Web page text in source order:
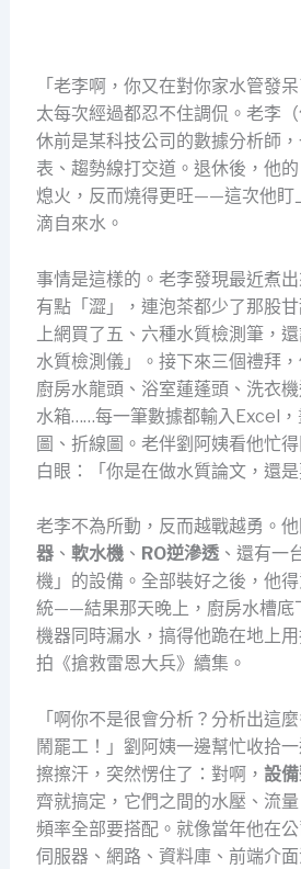
「老李啊，你又在對你家水管發
太每次經過都忍不住調侃。老李
休前是某科技公司的數據分析師
表、趨勢線打交道。退休後，他
熄火，反而燒得更旺——這次他盯
滴自來水。
事情是這樣的。老李發現最近煮
有點「澀」，連泡茶都少了那股
上網買了五、六種水質檢測筆，
水質檢測儀」。接下來三個禮拜，
廚房水龍頭、浴室蓮蓬頭、洗衣
水箱……每一筆數據都輸入Excel
圖、折線圖。老伴劉阿姨看他忙
白眼：「你是在做水質論文，還是
老李不為所動，反而越戰越勇。
器、 軟水機、 RO逆滲透、還有一
機」的設備。全部裝好之後，他
統——結果那天晚上，廚房水槽底
機器同時漏水，搞得他跪在地上
拍《搶救雷恩大兵》續集。
「啊你不是很會分析？分析出這
鬧罷工！」劉阿姨一邊幫忙收拾
擦擦汗，突然愣住了：對啊， 設
齊就搞定，它們之間的水壓、流
頻率全部要搭配。就像當年他在公
伺服器、網路、資料庫、前端介